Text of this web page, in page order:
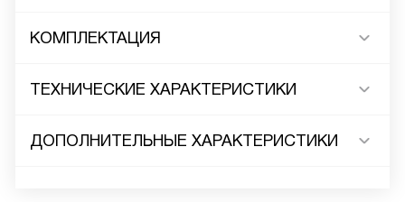
КОМПЛЕКТАЦИЯ
ТЕХНИЧЕСКИЕ ХАРАКТЕРИСТИКИ
ДОПОЛНИТЕЛЬНЫЕ ХАРАКТЕРИСТИКИ